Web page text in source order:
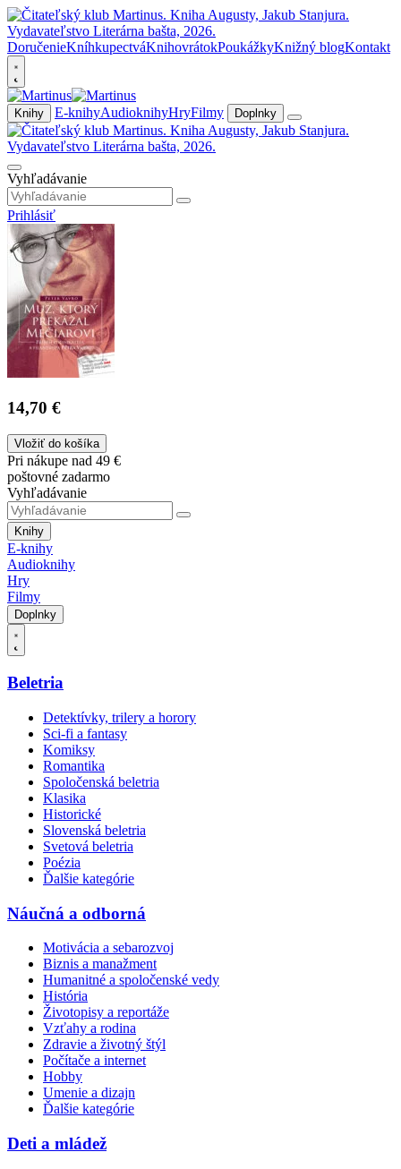
DoručenieKníhkupectváKnihovrátokPoukážkyKnižný blogKontakt
Knihy E-knihyAudioknihyHryFilmy Doplnky
Vyhľadávanie
Prihlásiť
14,70 €
Vložiť do košíka
Pri nákupe nad 49 €
poštovné zadarmo
Vyhľadávanie
Knihy
E-knihy
Audioknihy
Hry
Filmy
Doplnky
Beletria
Detektívky, trilery a horory
Sci-fi a fantasy
Komiksy
Romantika
Spoločenská beletria
Klasika
Historické
Slovenská beletria
Svetová beletria
Poézia
Ďalšie kategórie
Náučná a odborná
Motivácia a sebarozvoj
Biznis a manažment
Humanitné a spoločenské vedy
História
Životopisy a reportáže
Vzťahy a rodina
Zdravie a životný štýl
Počítače a internet
Hobby
Umenie a dizajn
Ďalšie kategórie
Deti a mládež